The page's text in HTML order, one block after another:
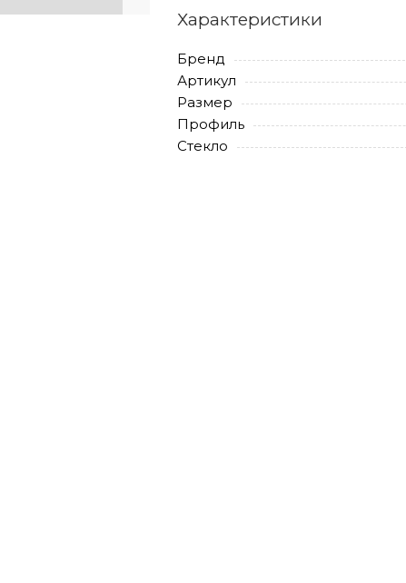
Характеристики
Бренд
Артикул
Размер
Профиль
Стекло